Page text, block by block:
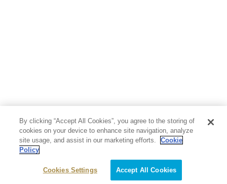
By clicking “Accept All Cookies”, you agree to the storing of
cookies on your device to enhance site navigation, analyze
site usage, and assist in our marketing efforts.
Cookie
Policy
Cookies Settings Accept All Cookies